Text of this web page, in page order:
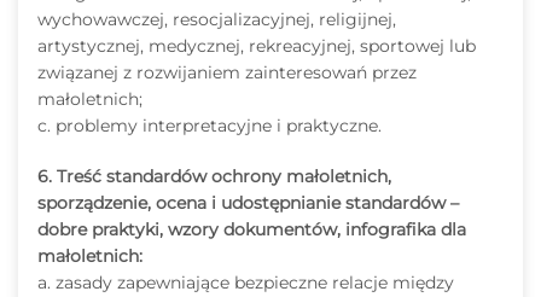
wychowawczej, resocjalizacyjnej, religijnej,
artystycznej, medycznej, rekreacyjnej, sportowej lub
związanej z rozwijaniem zainteresowań przez
małoletnich;
c. problemy interpretacyjne i praktyczne.
6. Treść standardów ochrony małoletnich,
sporządzenie, ocena i udostępnianie standardów –
dobre praktyki, wzory dokumentów, infografika dla
małoletnich:
a. zasady zapewniające bezpieczne relacje między